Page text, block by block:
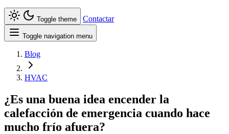
Toggle theme Contactar
Toggle navigation menu
Blog
HVAC
¿Es una buena idea encender la
calefacción de emergencia cuando hace
mucho frío afuera?